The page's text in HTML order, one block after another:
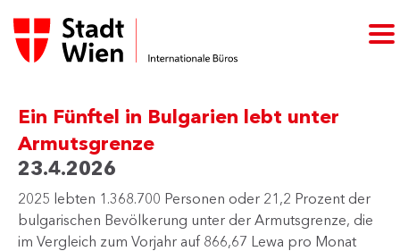
Ein Fünftel in Bulgarien lebt unter
Armutsgrenze
23.4.2026
2025 lebten 1.368.700 Personen oder 21,2 Prozent der
bulgarischen Bevölkerung unter der Armutsgrenze, die
im Vergleich zum Vorjahr auf 866,67 Lewa pro Monat